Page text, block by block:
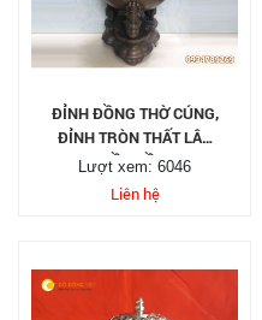
ĐỈNH ĐỒNG THỜ CÚNG,
ĐỈNH TRÒN THẤT LÂN
VẦN CẦU
Lượt xem: 6046
Liên hệ